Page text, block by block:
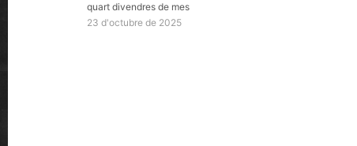
quart divendres de mes
23 d'octubre de 2025